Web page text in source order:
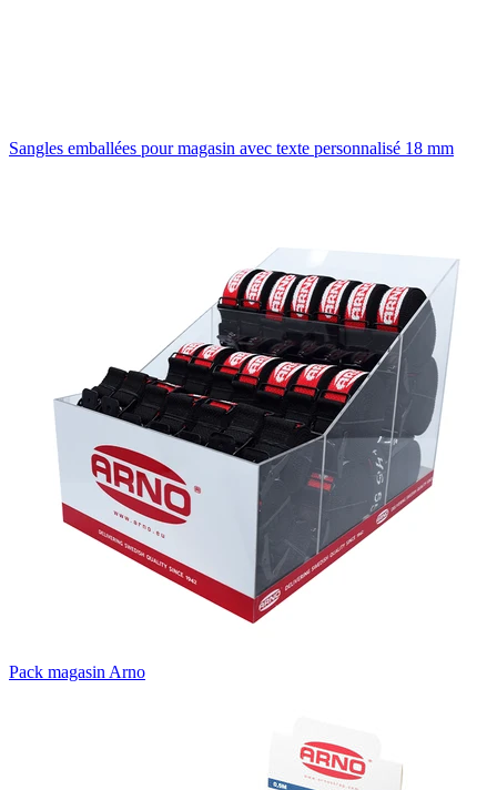
Sangles emballées pour magasin avec texte personnalisé 18 mm
Pack magasin Arno